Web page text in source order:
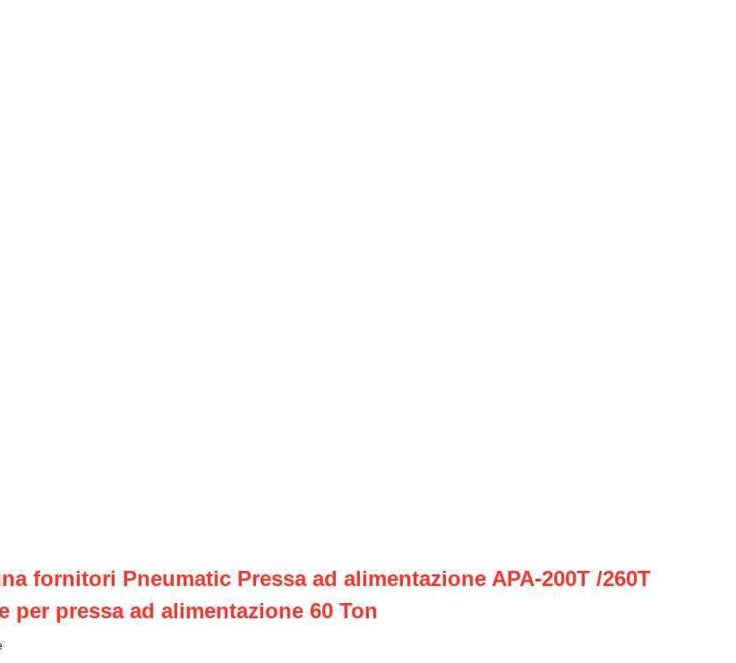
fornitori Pneumatic Pressa ad alimentazione APA-200T /260T
per pressa ad alimentazione 60 Ton